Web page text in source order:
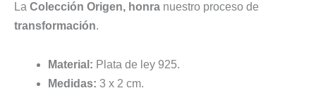
La Colección Origen, honra nuestro proceso de
transformación.
Material: Plata de ley 925.
Medidas: 3 x 2 cm.